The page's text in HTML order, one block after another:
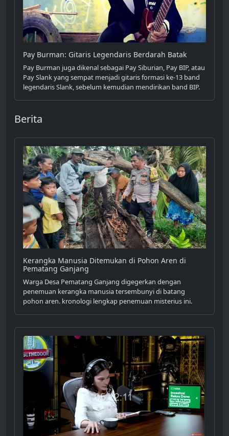
Pay Burman: Gitaris Legendaris Berdarah Batak
Pay Burman juga dikenal sebagai Pay Siburian, Pay BIP, atau
Pay Slank yang sempat menjadi gitaris formasi ke-13 band
legendaris Slank, sebelum kemudian mendirikan band BIP.
Berita
Kerangka Manusia Ditemukan di Pohon Aren di
Pematang Ganjang
Warga Desa Pematang Ganjang digegerkan dengan
penemuan kerangka manusia tersembunyi di batang
pohon aren. kronologi lengkap penemuan misterius ini.